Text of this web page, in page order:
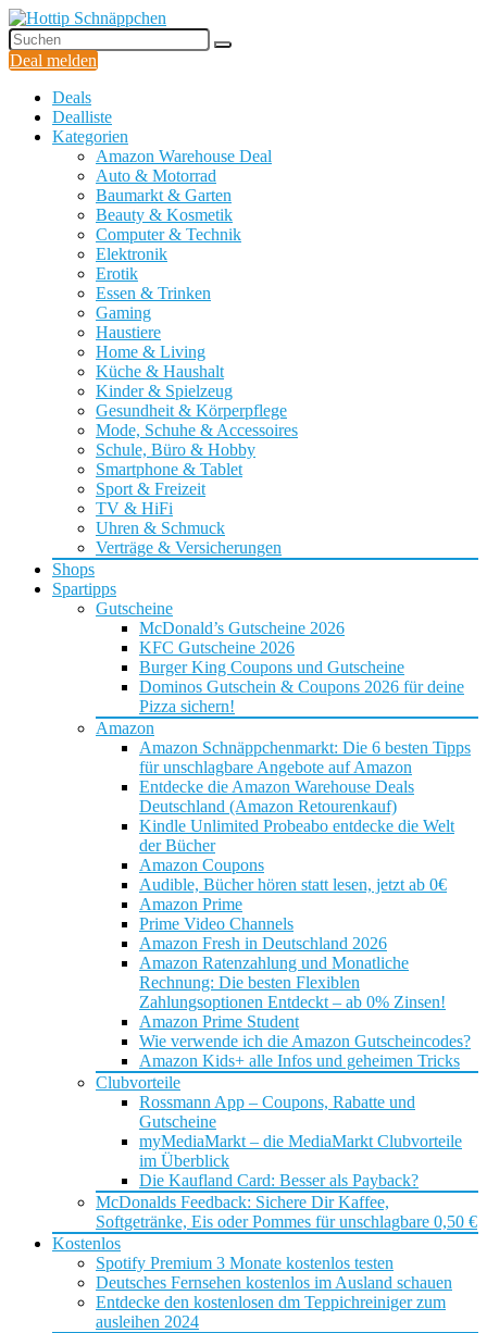
Deal melden
Deals
Dealliste
Kategorien
Amazon Warehouse Deal
Auto & Motorrad
Baumarkt & Garten
Beauty & Kosmetik
Computer & Technik
Elektronik
Erotik
Essen & Trinken
Gaming
Haustiere
Home & Living
Küche & Haushalt
Kinder & Spielzeug
Gesundheit & Körperpflege
Mode, Schuhe & Accessoires
Schule, Büro & Hobby
Smartphone & Tablet
Sport & Freizeit
TV & HiFi
Uhren & Schmuck
Verträge & Versicherungen
Shops
Spartipps
Gutscheine
McDonald’s Gutscheine 2026
KFC Gutscheine 2026
Burger King Coupons und Gutscheine
Dominos Gutschein & Coupons 2026 für deine
Pizza sichern!
Amazon
Amazon Schnäppchenmarkt: Die 6 besten Tipps
für unschlagbare Angebote auf Amazon
Entdecke die Amazon Warehouse Deals
Deutschland (Amazon Retourenkauf)
Kindle Unlimited Probeabo entdecke die Welt
der Bücher
Amazon Coupons
Audible, Bücher hören statt lesen, jetzt ab 0€
Amazon Prime
Prime Video Channels
Amazon Fresh in Deutschland 2026
Amazon Ratenzahlung und Monatliche
Rechnung: Die besten Flexiblen
Zahlungsoptionen Entdeckt – ab 0% Zinsen!
Amazon Prime Student
Wie verwende ich die Amazon Gutscheincodes?
Amazon Kids+ alle Infos und geheimen Tricks
Clubvorteile
Rossmann App – Coupons, Rabatte und
Gutscheine
myMediaMarkt – die MediaMarkt Clubvorteile
im Überblick
Die Kaufland Card: Besser als Payback?
McDonalds Feedback: Sichere Dir Kaffee,
Softgetränke, Eis oder Pommes für unschlagbare 0,50 €
Kostenlos
Spotify Premium 3 Monate kostenlos testen
Deutsches Fernsehen kostenlos im Ausland schauen
Entdecke den kostenlosen dm Teppichreiniger zum
ausleihen 2024